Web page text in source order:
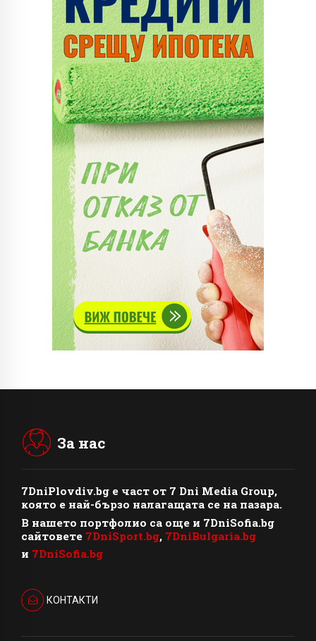
За нас
7DniPlovdiv.bg e част от 7 Dni Media Group,
която е най-бързо налагащата се на пазара.
В нашето портфолио са още и 7DniSofia.bg
сайтовете 7DniSport.bg, 7DniBulgaria.bg
и 7DniSofia.bg
КОНТАКТИ